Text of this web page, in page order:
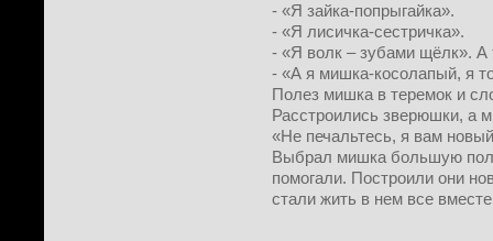
- «Я
- «Я лисичка-сестричка».
- «Я волк – зубами щёлк». А
- «А я мишка-косолапый, я
Полез мишка в теремок и
Расстроились зверюшки, а
«Не печальтесь, я вам
Выбрал мишка большую
помогали. Построили они
стали жить в нем все